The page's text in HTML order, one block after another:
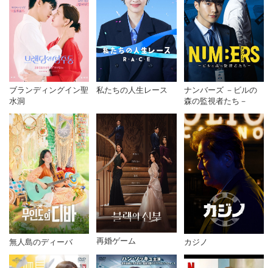
ブランディングイン聖
水洞
私たちの人生レース
ナンバーズ －ビルの
森の監視者たち－
無人島のディーバ 再婚ゲーム カジノ